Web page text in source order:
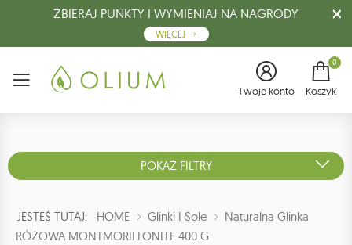
ZBIERAJ PUNKTY I WYMIENIAJ NA NAGRODY
WIĘCEJ
Menu Twoje konto
0
Koszyk
POKAŻ FILTRY
JESTEŚ TUTAJ: HOME Glinki I Sole
Naturalna Glinka
RÓŻOWA MONTMORILLONITE 400 G